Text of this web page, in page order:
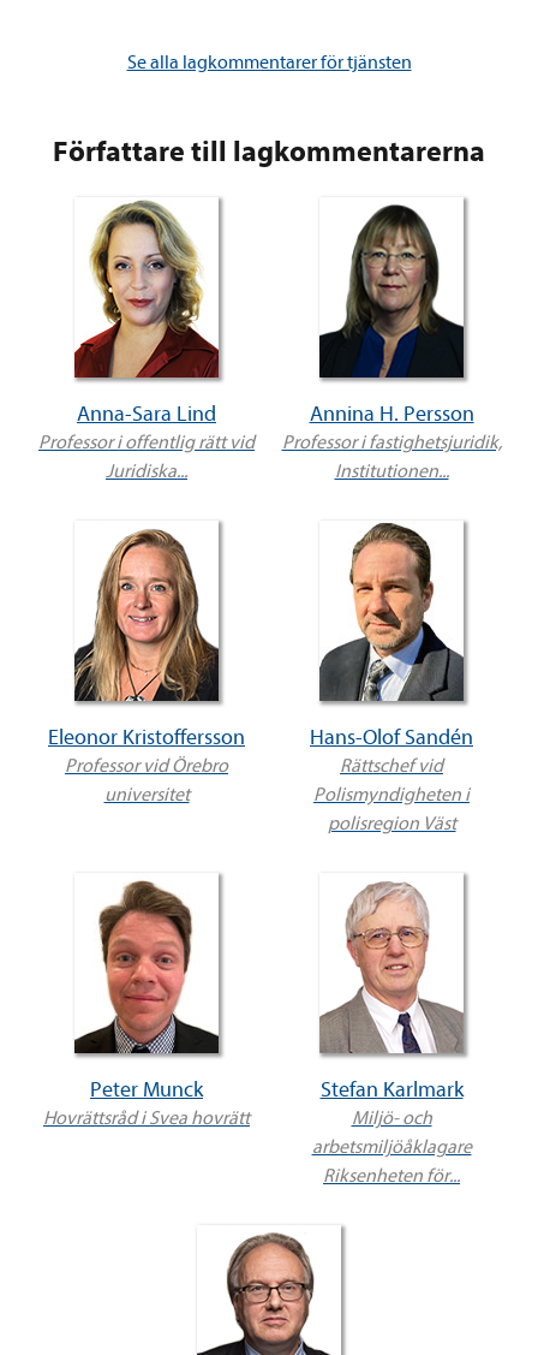
Se alla lagkommentarer för tjänsten
Författare till lagkommentarerna
Anna-Sara Lind
Professor i offentlig rätt vid
Juridiska...
Annina H. Persson
Professor i fastighetsjuridik,
Institutionen...
Eleonor Kristoffersson
Professor vid Örebro
universitet
Hans-Olof Sandén
Rättschef vid
Polismyndigheten i
polisregion Väst
Peter Munck
Hovrättsråd i Svea hovrätt
Stefan Karlmark
Miljö- och
arbetsmiljöåklagare
Riksenheten för...